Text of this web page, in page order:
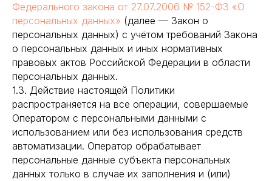
Федерального закона от 27.07.2006 № 152-ФЗ «О
персональных данных» (далее — Закон о
персональных данных) с учётом требований Закона
о персональных данных и иных нормативных
правовых актов Российской Федерации в области
персональных данных.
1.3. Действие настоящей Политики
распространяется на все операции, совершаемые
Оператором с персональными данными с
использованием или без использования средств
автоматизации. Оператор обрабатывает
персональные данные субъекта персональных
данных только в случае их заполнения и (или)